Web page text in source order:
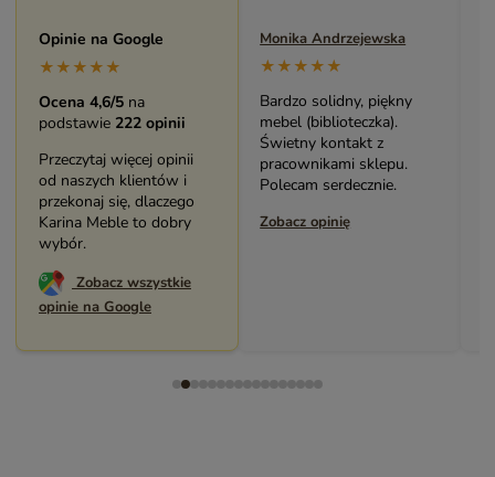
Opinie na Google
★★★★★
Ocena 4,6/5 na
podstawie 222 opinii
Przeczytaj więcej opinii
od naszych klientów i
przekonaj się, dlaczego
Karina Meble to dobry
wybór.
Zobacz wszystkie
opinie na Google
Maryla Maj
★★★★★
Duży i piękny asortyment
sklepu. Miła i pomocna
bardzo mnie cieszy.
Dziękuję. Polecam.
Zobacz opinię
Monika Andrzejewska
★★★★★
Bardzo solidny, piękny
mebel (biblioteczka).
Świetny kontakt z
pracownikami sklepu.
Polecam serdecznie.
Zobacz opinię